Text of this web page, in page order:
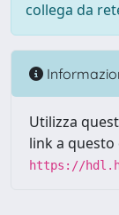
collega da
Utilizza
link a
https://